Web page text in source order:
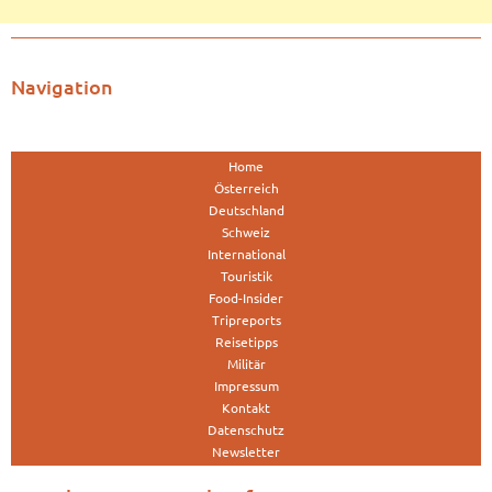
Navigation
Home
Österreich
Deutschland
Schweiz
International
Touristik
Food-Insider
Tripreports
Reisetipps
Militär
Impressum
Kontakt
Datenschutz
Newsletter